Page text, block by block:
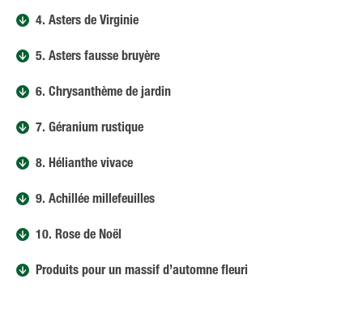
4. Asters de Virginie
5. Asters fausse bruyère
6. Chrysanthème de jardin
7. Géranium rustique
8. Hélianthe vivace
9. Achillée millefeuilles
10. Rose de Noël
Produits pour un massif d’automne fleuri